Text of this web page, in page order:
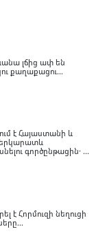
լճից ափ են
քաղաքացու...
է Հայաստանի և
երկարատև
գործընթացին․ ...
է Հորմուզի նեղուցի